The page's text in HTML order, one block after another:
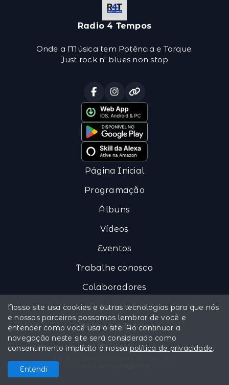
Radio 4 Tempos
Onde a Música tem Potência e Torque.
Just rock n' blues non stop
Página Inicial
Programação
Álbuns
Vídeos
Eventos
Trabalhe conosco
Colaboradores
Privacidade
Potência e Torque
Notícias
Nosso site usa cookies e outras tecnologias para que nós
e nossos parceiros possamos lembrar de você e
entender como você usa o site. Ao continuar a
navegação neste site será considerado como
consentimento implícito à nossa política de privacidade.
Entendi